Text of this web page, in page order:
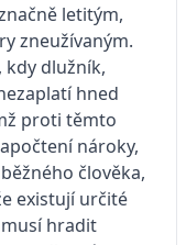
letitým,
zneužívaným.
kdy dlužník,
hned
proti těmto
nároky,
člověka,
existují určité
hradit